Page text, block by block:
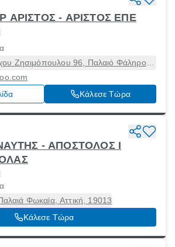
ΑΡΙΣΤΟΣ - ΑΡΙΣΤΟΣ ΕΠΕ
Ζησιμόπουλου 96, Παλαιό Φάληρο,
Αττική, 17561
Κάλεσε Τώρα
- ΑΠΟΣΤΟΛΟΣ Ι
Φωκαία, Αττική, 19013
Κάλεσε Τώρα